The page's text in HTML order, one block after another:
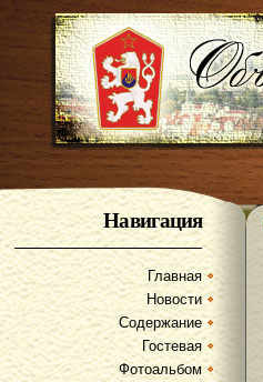
Навигация
Главная
Новости
Содержание
Гостевая
Фотоальбом